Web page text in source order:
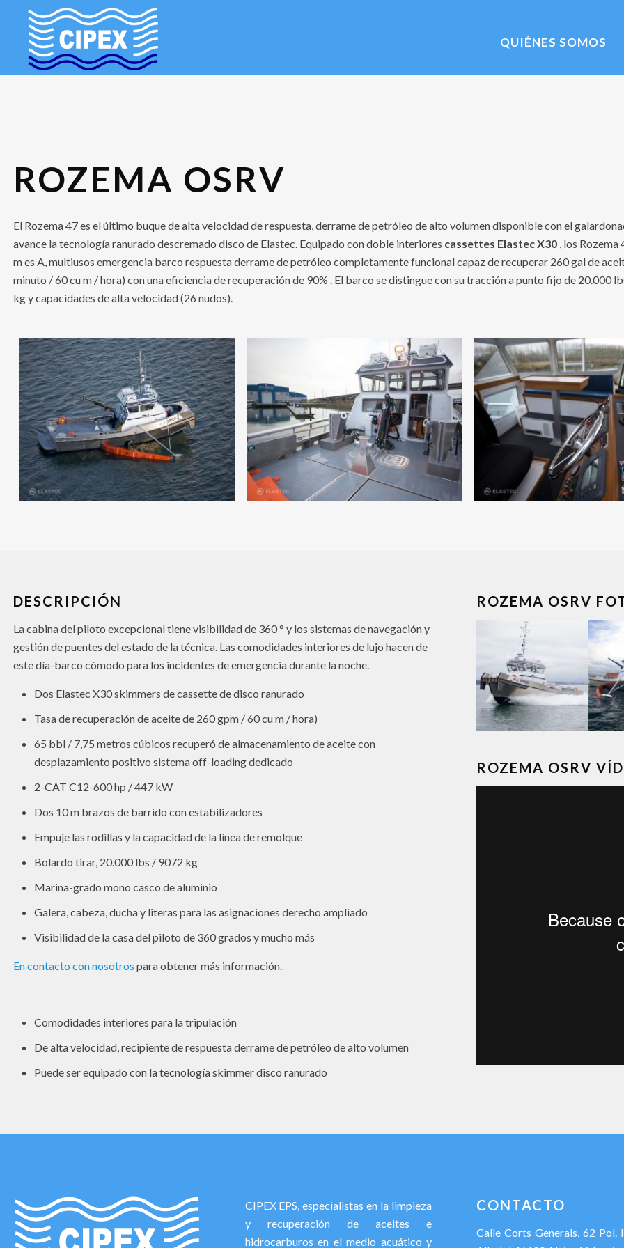
QUIÉNES SOMOS
ROZEMA OSRV
El Rozema 47 es el último buque de alta velocidad de respuesta, derrame de petróleo de alto volumen disponible con el
avance la tecnología ranurado descremado disco de Elastec. Equipado con doble interiores cassettes Elastec X30 , los Rozema
m es A, multiusos emergencia barco respuesta derrame de petróleo completamente funcional capaz de recuperar 260 gal de
minuto / 60 cu m / hora) con una eficiencia de recuperación de 90% . El barco se distingue con su tracción a punto fijo de 20.000
kg y capacidades de alta velocidad (26 nudos).
DESCRIPCIÓN
La cabina del piloto excepcional tiene visibilidad de 360 ​​° y los sistemas de navegación y
gestión de puentes del estado de la técnica. Las comodidades interiores de lujo hacen de
este día-barco cómodo para los incidentes de emergencia durante la noche.
Dos Elastec X30 skimmers de cassette de disco ranurado
Tasa de recuperación de aceite de 260 gpm / 60 cu m / hora)
65 bbl / 7,75 metros cúbicos recuperó de almacenamiento de aceite con
desplazamiento positivo sistema off-loading dedicado
2-CAT C12-600 hp / 447 kW
Dos 10 m brazos de barrido con estabilizadores
Empuje las rodillas y la capacidad de la línea de remolque
Bolardo tirar, 20.000 lbs / 9072 kg
Marina-grado mono casco de aluminio
Galera, cabeza, ducha y literas para las asignaciones derecho ampliado
Visibilidad de la casa del piloto de 360 ​​grados y mucho más
En contacto con nosotros para obtener más información.
Comodidades interiores para la tripulación
De alta velocidad, recipiente de respuesta derrame de petróleo de alto volumen
Puede ser equipado con la tecnología skimmer disco ranurado
ROZEMA OSRV
ROZEMA OSRV
CIPEX EPS, especialistas en la limpieza
y recuperación de aceites e
hidrocarburos en el medio acuático y
CONTACTO
Calle Corts Generals, 62 Pol.